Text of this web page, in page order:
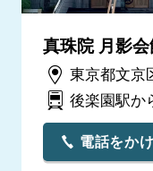
真珠院 月影
東京都文京
後楽園駅か
電話をか